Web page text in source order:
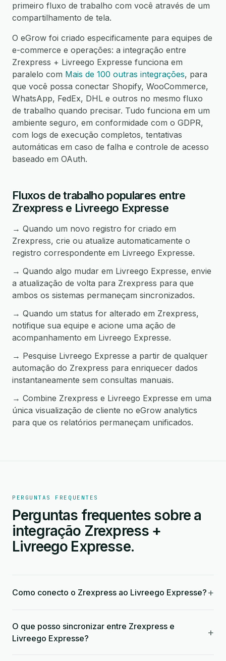
primeiro fluxo de trabalho com você através de um
compartilhamento de tela.
O eGrow foi criado especificamente para equipes de
e-commerce e operações: a integração entre
Zrexpress + Livreego Expresse funciona em
paralelo com Mais de 100 outras integrações, para
que você possa conectar Shopify, WooCommerce,
WhatsApp, FedEx, DHL e outros no mesmo fluxo
de trabalho quando precisar. Tudo funciona em um
ambiente seguro, em conformidade com o GDPR,
com logs de execução completos, tentativas
automáticas em caso de falha e controle de acesso
baseado em OAuth.
Fluxos de trabalho populares entre
Zrexpress e Livreego Expresse
→ Quando um novo registro for criado em
Zrexpress, crie ou atualize automaticamente o
registro correspondente em Livreego Expresse.
→ Quando algo mudar em Livreego Expresse, envie
a atualização de volta para Zrexpress para que
ambos os sistemas permaneçam sincronizados.
→ Quando um status for alterado em Zrexpress,
notifique sua equipe e acione uma ação de
acompanhamento em Livreego Expresse.
→ Pesquise Livreego Expresse a partir de qualquer
automação do Zrexpress para enriquecer dados
instantaneamente sem consultas manuais.
→ Combine Zrexpress e Livreego Expresse em uma
única visualização de cliente no eGrow analytics
para que os relatórios permaneçam unificados.
PERGUNTAS FREQUENTES
Perguntas frequentes sobre a
integração Zrexpress +
Livreego Expresse.
Como conecto o Zrexpress ao Livreego Expresse? +
O que posso sincronizar entre Zrexpress e
Livreego Expresse?
+